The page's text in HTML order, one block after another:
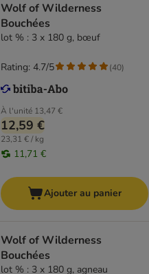
Wolf of Wilderness
Bouchées
lot % : 3 x 180 g, bœuf
À l'unité 13,47 €
12,59 €
23,31 € / kg
11,71 €
Rating: 4.7/5 (40)
Ajouter au panier
Wolf of Wilderness
Bouchées
lot % : 3 x 180 g, agneau